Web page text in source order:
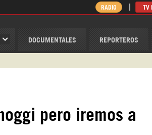
DOCUMENTALES REPORTEROS
RADIO TV
pero iremos a